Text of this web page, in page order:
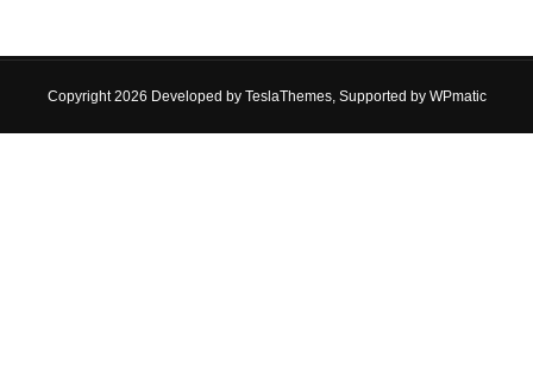
Copyright 2026 Developed by TeslaThemes, Supported by WPmatic